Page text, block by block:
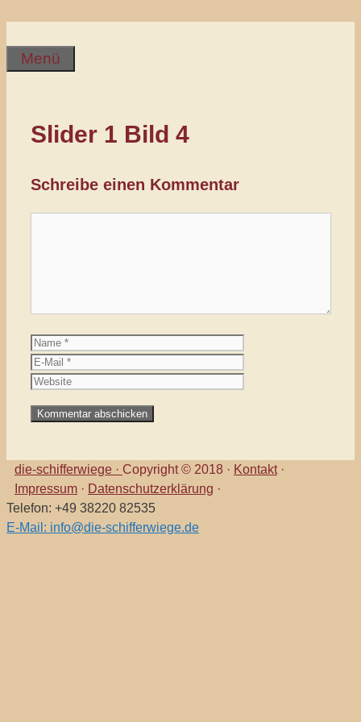
springen
Menü
Slider 1 Bild 4
Schreibe einen Kommentar
Name
die-schifferwiege · Copyright © 2018 · Kontakt·
Impressum · Datenschutzerklärung ·
Telefon: +49 38220 82535
E-Mail: info@die-schifferwiege.de